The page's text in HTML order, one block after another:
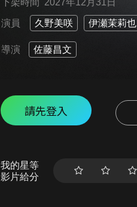
下架時間 2027年12月31日
演員 久野美咲 伊瀬茉莉也
導演 佐藤昌文
請先登入
我的星等
影片給分